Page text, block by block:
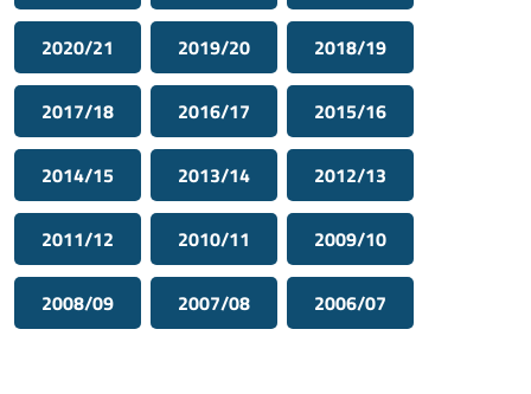
2020/21 2019/20 2018/19
2017/18 2016/17 2015/16
2014/15 2013/14 2012/13
2011/12 2010/11 2009/10
2008/09 2007/08 2006/07